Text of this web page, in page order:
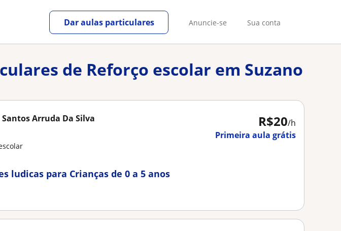
Anuncie-se Sua conta
Dar aulas particulares
de Reforço escolar em Suzano
R$20/h
Primeira aula grátis
Santos Arruda Da Silva
ludicas para Crianças de 0 a 5 anos